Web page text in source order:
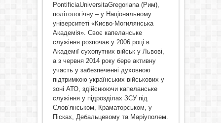
PontificiaUniversitaGregoriana (Рим),
політологічну – у Національному
університеті «Києво-Могилянська
Академія». Своє капеланське
служіння розпочав у 2006 році в
Академії сухопутних військ у Львові,
а з червня 2014 року бере активну
участь у забезпеченні духовною
підтримкою українських військових у
зоні АТО, здійснюючи капеланське
служіння у підрозділах ЗСУ під
Слов’янськом, Краматорськом, у
Пісках, Дебальцевому та Маріуполем.